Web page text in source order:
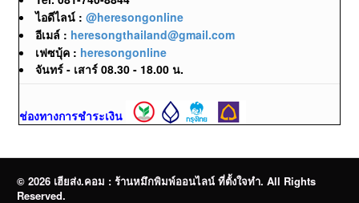
ไอดีไลน์ : @heresongonline
อีเมล์ : heresongthailand@gmail.com
เฟซบุ้ค : heresongonline
จันทร์ - เสาร์ 08.30 - 18.00 น.
ช่องทางการชำระเงิน
© 2026 เฮียส่ง.คอม : ร้านหมึกพิมพ์ออนไลน์ ที่ตั้งใจทำ. All Rights
Reserved.